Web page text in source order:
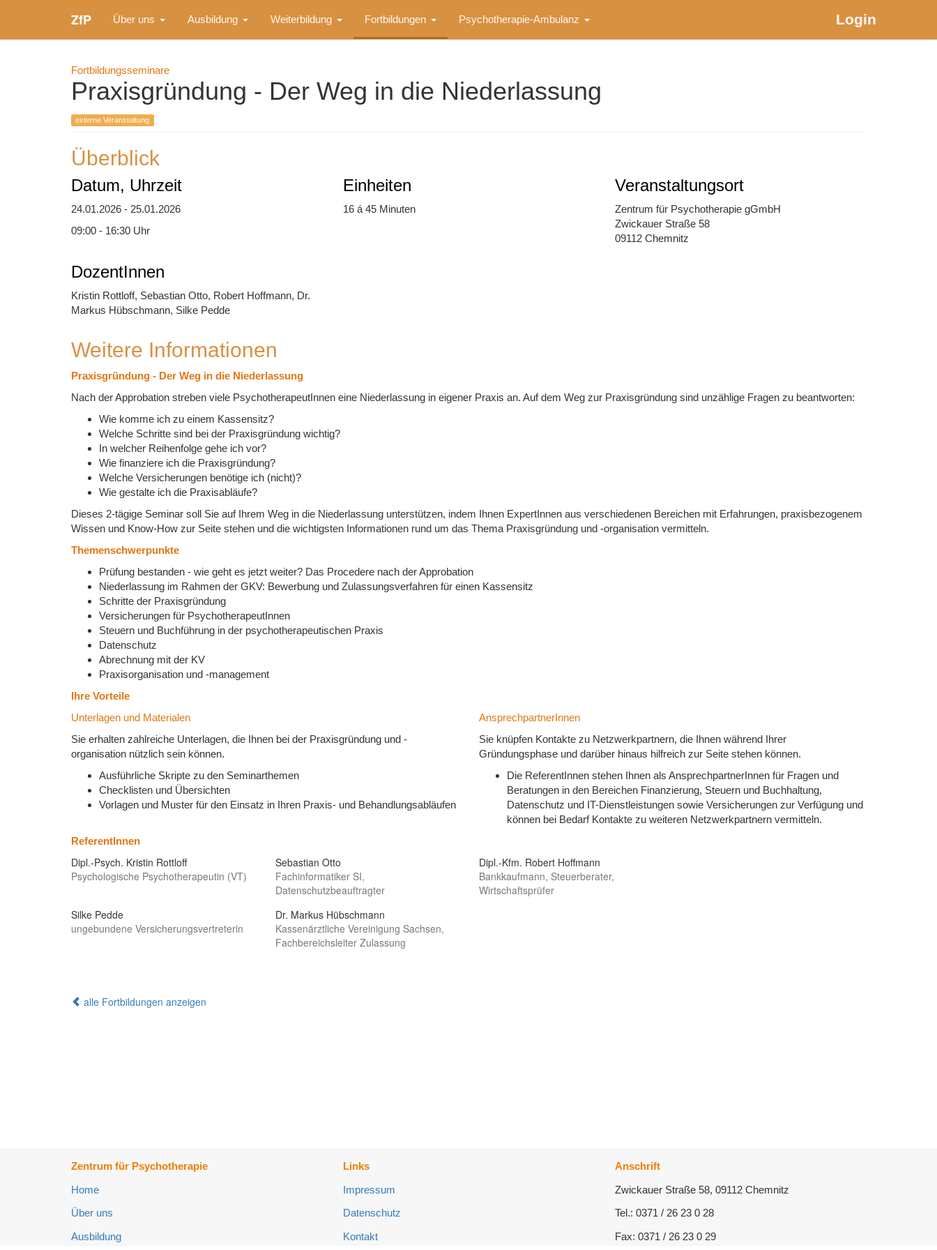
ZfP Über uns Ausbildung Weiterbildung Fortbildungen Psychotherapie-Ambulanz Login
Fortbildungsseminare
Praxisgründung - Der Weg in die Niederlassung
externe Veranstaltung
Überblick
Datum, Uhrzeit
24.01.2026 - 25.01.2026
09:00 - 16:30 Uhr
Einheiten
16 á 45 Minuten
Veranstaltungsort
Zentrum für Psychotherapie gGmbH
Zwickauer Straße 58
09112 Chemnitz
DozentInnen
Kristin Rottloff, Sebastian Otto, Robert Hoffmann, Dr.
Markus Hübschmann, Silke Pedde
Weitere Informationen
Praxisgründung - Der Weg in die Niederlassung
Nach der Approbation streben viele PsychotherapeutInnen eine Niederlassung in eigener Praxis an. Auf dem Weg zur Praxisgründung sind unzählige Fragen zu beantworten:
Wie komme ich zu einem Kassensitz?
Welche Schritte sind bei der Praxisgründung wichtig?
In welcher Reihenfolge gehe ich vor?
Wie finanziere ich die Praxisgründung?
Welche Versicherungen benötige ich (nicht)?
Wie gestalte ich die Praxisabläufe?
Dieses 2-tägige Seminar soll Sie auf Ihrem Weg in die Niederlassung unterstützen, indem Ihnen ExpertInnen aus verschiedenen Bereichen mit Erfahrungen, praxisbezogenem
Wissen und Know-How zur Seite stehen und die wichtigsten Informationen rund um das Thema Praxisgründung und -organisation vermitteln.
Themenschwerpunkte
Prüfung bestanden - wie geht es jetzt weiter? Das Procedere nach der Approbation
Niederlassung im Rahmen der GKV: Bewerbung und Zulassungsverfahren für einen Kassensitz
Schritte der Praxisgründung
Versicherungen für PsychotherapeutInnen
Steuern und Buchführung in der psychotherapeutischen Praxis
Datenschutz
Abrechnung mit der KV
Praxisorganisation und -management
Ihre Vorteile
Unterlagen und Materialen
Sie erhalten zahlreiche Unterlagen, die Ihnen bei der Praxisgründung und -
organisation nützlich sein können.
Ausführliche Skripte zu den Seminarthemen
Checklisten und Übersichten
Vorlagen und Muster für den Einsatz in Ihren Praxis- und Behandlungsabläufen
AnsprechpartnerInnen
Sie knüpfen Kontakte zu Netzwerkpartnern, die Ihnen während Ihrer
Gründungsphase und darüber hinaus hilfreich zur Seite stehen können.
Die ReferentInnen stehen Ihnen als AnsprechpartnerInnen für Fragen und
Beratungen in den Bereichen Finanzierung, Steuern und Buchhaltung,
Datenschutz und IT-Dienstleistungen sowie Versicherungen zur Verfügung und
können bei Bedarf Kontakte zu weiteren Netzwerkpartnern vermitteln.
ReferentInnen
Dipl.-Psych. Kristin Rottloff
Psychologische Psychotherapeutin (VT)
Sebastian Otto
Fachinformatiker SI,
Datenschutzbeauftragter
Dipl.-Kfm. Robert Hoffmann
Bankkaufmann, Steuerberater,
Wirtschaftsprüfer
Silke Pedde
ungebundene Versicherungsvertreterin
Dr. Markus Hübschmann
Kassenärztliche Vereinigung Sachsen,
Fachbereichsleiter Zulassung
alle Fortbildungen anzeigen
Zentrum für Psychotherapie
Home
Über uns
Ausbildung
Links
Impressum
Datenschutz
Kontakt
Anschrift
Zwickauer Straße 58, 09112 Chemnitz
Tel.: 0371 / 26 23 0 28
Fax: 0371 / 26 23 0 29